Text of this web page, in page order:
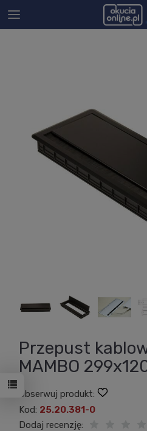
Przepust
MAMBO
Obserwuj produkt:
Kod: 25.20.381-0
Dodaj recenzję: